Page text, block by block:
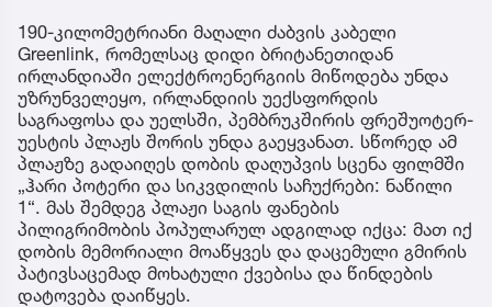
190-კილომეტრიანი მაღალი ძაბვის კაბელი
Greenlink, რომელსაც დიდი ბრიტანეთიდან
ირლანდიაში ელექტროენერგიის მიწოდება უნდა
უზრუნველეყო, ირლანდიის უექსფორდის
საგრაფოსა და უელსში, პემბრუკშირის ფრეშუოტერ-
უესტის პლაჟს შორის უნდა გაეყვანათ. სწორედ ამ
პლაჟზე გადაიღეს დობის დაღუპვის სცენა ფილმში
„ჰარი პოტერი და სიკვდილის საჩუქრები: ნაწილი
1“. მას შემდეგ პლაჟი საგის ფანების
პილიგრიმობის პოპულარულ ადგილად იქცა: მათ იქ
დობის მემორიალი მოაწყვეს და დაცემული გმირის
პატივსაცემად მოხატული ქვებისა და წინდების
დატოვება დაიწყეს.